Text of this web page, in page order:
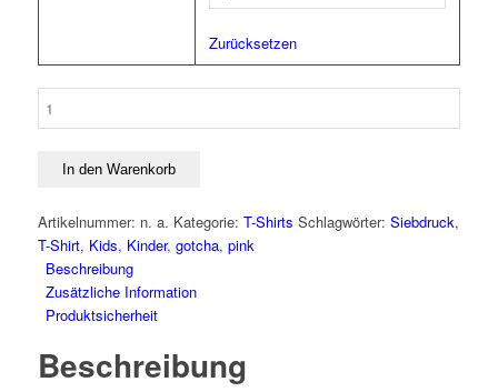
Zurücksetzen
PinkIn den Warenkorb
Artikelnummer: n. a. Kategorie: T-Shirts Schlagwörter: Siebdruck,
T-Shirt, Kids, Kinder, gotcha, pink
Beschreibung
Zusätzliche Information
Produktsicherheit
Beschreibung